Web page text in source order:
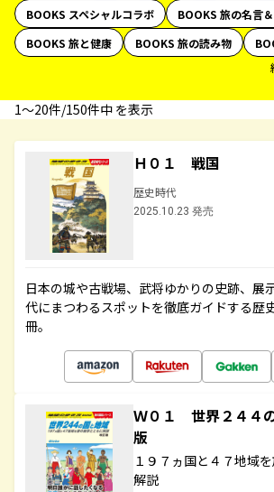
BOOKS スペシャルコラボ
BOOKS 旅の名言
BOOKS 旅と健康
BOOKS 旅の読み物
1〜20件/150件中 を表示
Ｈ０１ 戦国
歴史時代
2025.10.23 発売
日本の城や古戦場、武将ゆかりの史跡、展
代にまつわるスポットを徹底ガイドする歴
冊。
Ｗ０１ 世界２４４
版
１９７ヵ国と４７地域
解説